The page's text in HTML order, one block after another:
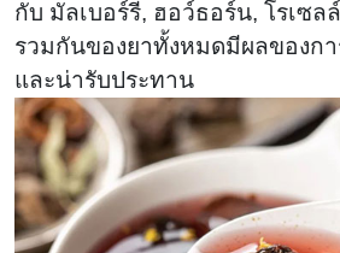
กับ มัลเบอร์รี่, ฮอว์ธอร์น, โรเซล
รวมกันของยาทั้งหมดมีผลของกา
และน่ารับประทาน